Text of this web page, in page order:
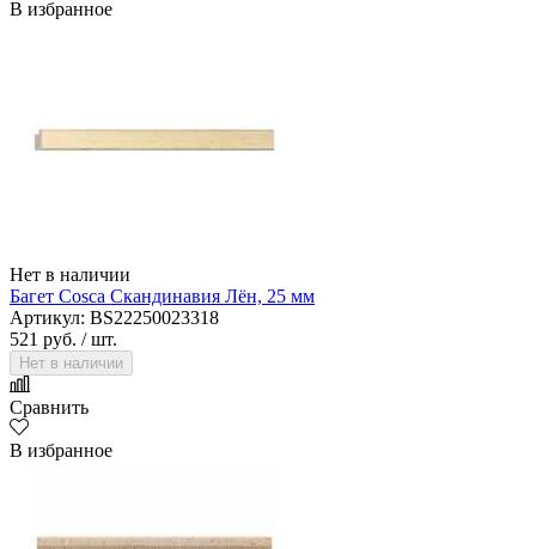
В избранное
Нет в наличии
Багет Cosca Скандинавия Лён, 25 мм
Артикул: BS22250023318
521 руб. / шт.
Нет в наличии
Сравнить
В избранное